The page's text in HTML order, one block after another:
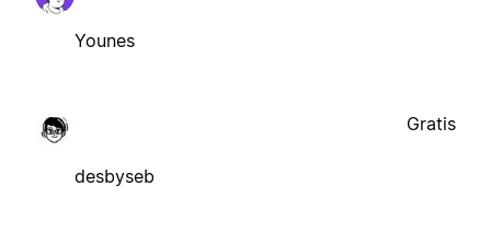
Younes
desbyseb
Gratis